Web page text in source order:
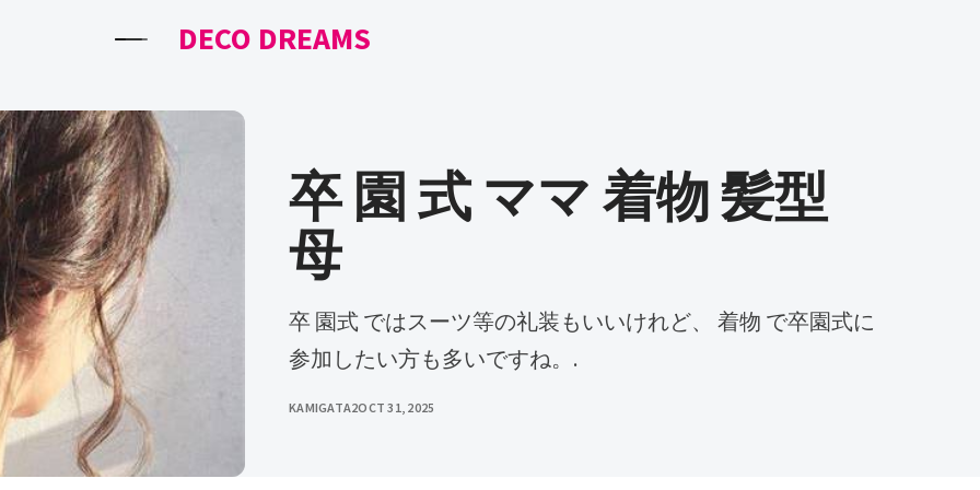
DECO DREAMS
卒 園 式 ママ 着物 髪型
母
卒 園式 ではスーツ等の礼装もいいけれど、 着物 で卒園式に
参加したい方も多いですね。.
KAMIGATA2OCT 31, 2025